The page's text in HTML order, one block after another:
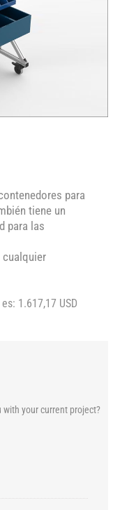
para
tiene un
para las
cualquier
1.617,17 USD
your current project?